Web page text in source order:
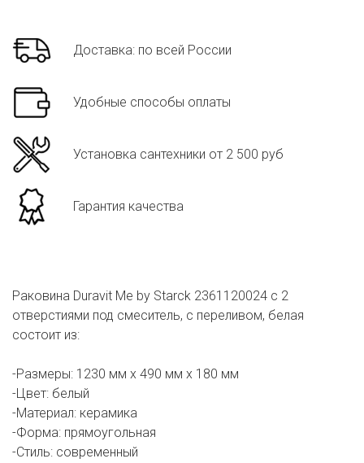
Доставка: по всей России
Удобные способы оплаты
Установка сантехники от 2 500 руб
Гарантия качества
Раковина Duravit Me by Starck 2361120024 с 2
отверстиями под смеситель, с переливом, белая
состоит из:
-Размеры: 1230 мм x 490 мм x 180 мм
-Цвет: белый
-Материал: керамика
-Форма: прямоугольная
-Стиль: современный